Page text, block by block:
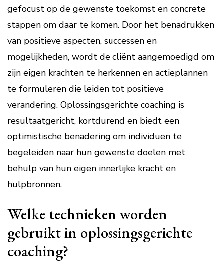
gefocust op de gewenste toekomst en concrete
stappen om daar te komen. Door het benadrukken
van positieve aspecten, successen en
mogelijkheden, wordt de cliënt aangemoedigd om
zijn eigen krachten te herkennen en actieplannen
te formuleren die leiden tot positieve
verandering. Oplossingsgerichte coaching is
resultaatgericht, kortdurend en biedt een
optimistische benadering om individuen te
begeleiden naar hun gewenste doelen met
behulp van hun eigen innerlijke kracht en
hulpbronnen.
Welke technieken worden
gebruikt in oplossingsgerichte
coaching?